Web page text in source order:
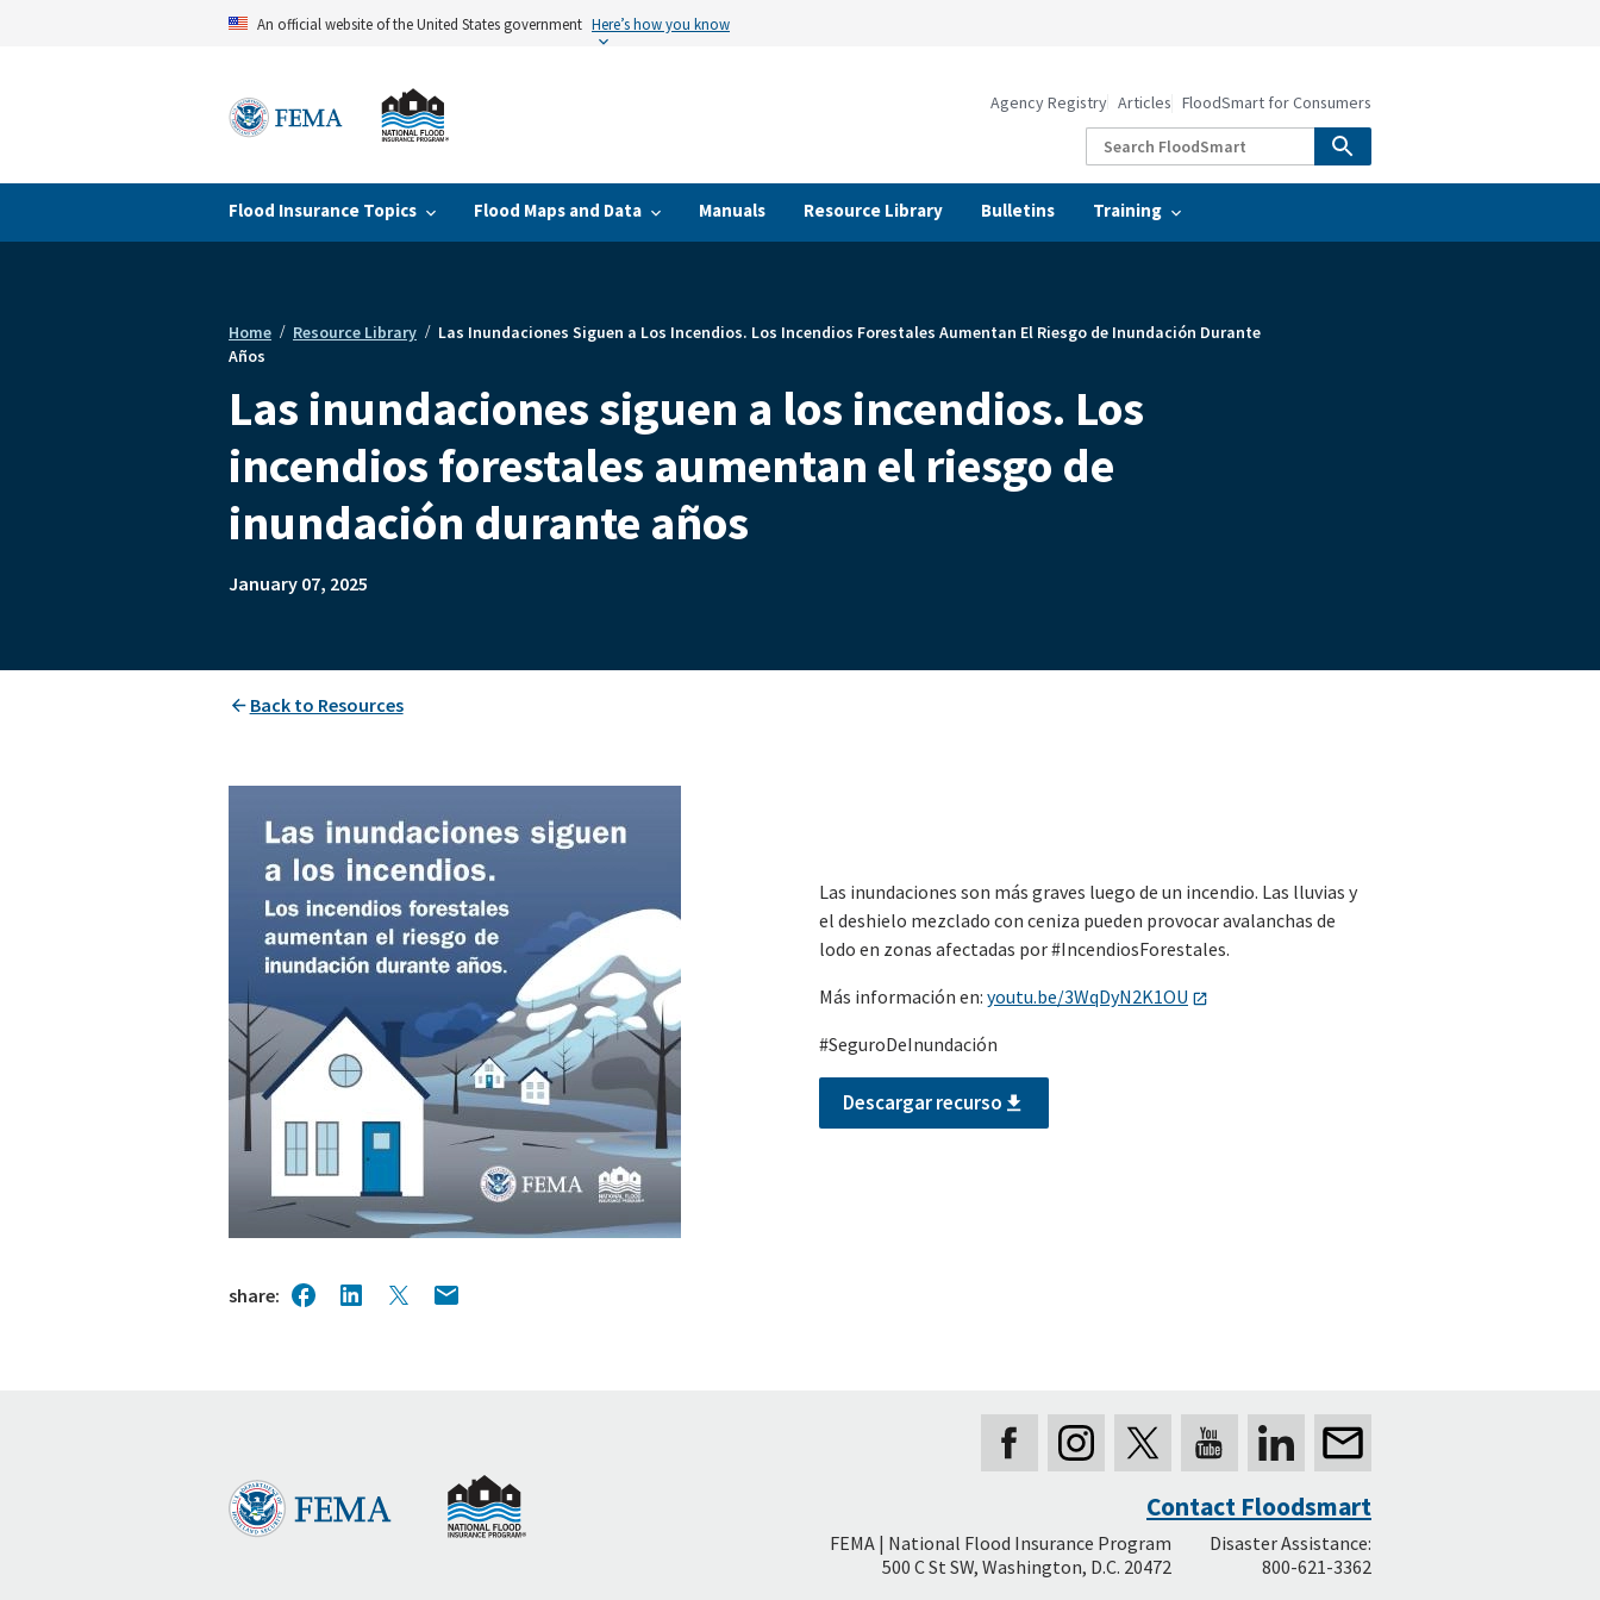
An official website of the United States government Here’s how you know
Flood Insurance Topics Flood Maps and Data Manuals Resource Library Bulletins Training
Agency Registry Articles FloodSmart for Consumers
Breadcrumb
Home Resource Library
Las Inundaciones Siguen a Los Incendios. Los Incendios Forestales Aumentan El Riesgo de Inundación Durante
Años
Las inundaciones siguen a los incendios. Los
incendios forestales aumentan el riesgo de
inundación durante años
January 07, 2025
Back to Resources
Las inundaciones son más graves luego de un incendio. Las lluvias y
el deshielo mezclado con ceniza pueden provocar avalanchas de
lodo en zonas afectadas por #IncendiosForestales.
Más información en: youtu.be/3WqDyN2K1OU
#SeguroDeInundación
Descargar recurso
share
Footer
Contact Floodsmart
FEMA | National Flood Insurance Program
500 C St SW, Washington, D.C. 20472
Disaster Assistance:
800-621-3362